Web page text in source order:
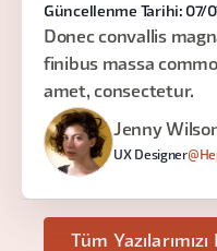
Güncellenme Tarihi: 07/
Donec convallis
finibus massa
amet, consectetur.
Jenny
UX Designer
Tüm